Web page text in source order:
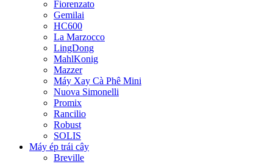
Fiorenzato
Gemilai
HC600
La Marzocco
LingDong
MahlKonig
Mazzer
Máy Xay Cà Phê Mini
Nuova Simonelli
Promix
Rancilio
Robust
SOLIS
Máy ép trái cây
Breville